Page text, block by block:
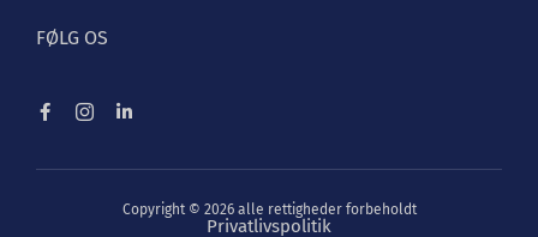
FØLG OS
Copyright © 2026 alle rettigheder forbeholdt
Privatlivspolitik